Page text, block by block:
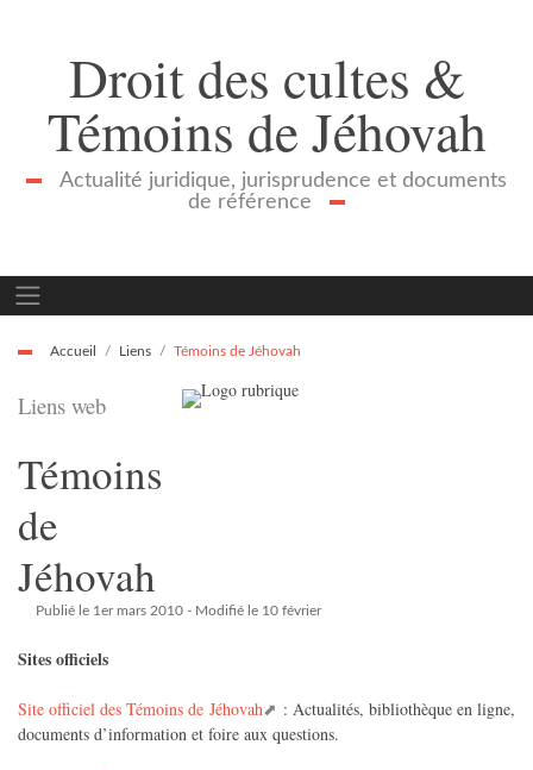
Droit des cultes &
Témoins de Jéhovah
Actualité juridique, jurisprudence et documents
de référence
Accueil Liens Témoins de Jéhovah
Liens web
Témoins
de
Jéhovah
Publié le 1er mars 2010- Modifié le 10 février
Sites officiels
Site officiel des Témoins de Jéhovah
: Actualités, bibliothèque en ligne,
documents d’information et foire aux questions.